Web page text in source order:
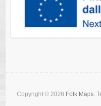
Copyright © 2026 Folk Maps.